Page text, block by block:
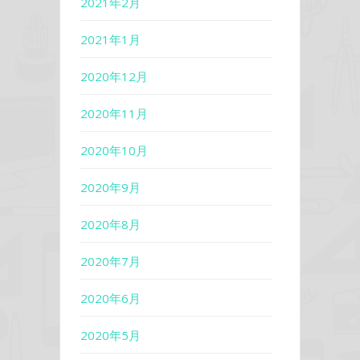
2021年1月
2020年12月
2020年11月
2020年10月
2020年9月
2020年8月
2020年7月
2020年6月
2020年5月